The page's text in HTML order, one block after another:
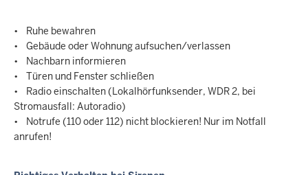
• Ruhe bewahren
• Gebäude oder Wohnung aufsuchen/verlassen
• Nachbarn informieren
• Türen und Fenster schließen
• Radio einschalten (Lokalhörfunksender, WDR 2, bei
Stromausfall: Autoradio)
• Notrufe (110 oder 112) nicht blockieren! Nur im Notfall
anrufen!